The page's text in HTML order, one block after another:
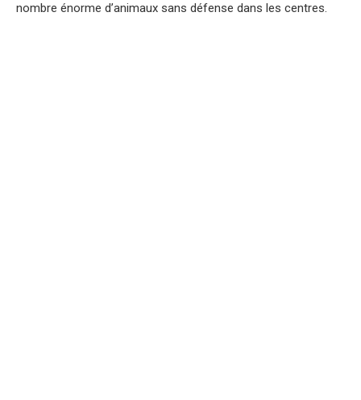
nombre énorme d’animaux sans défense dans les centres.